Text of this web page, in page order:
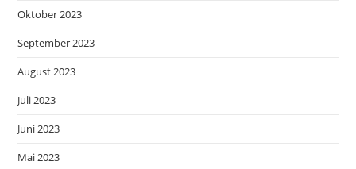
Oktober 2023
September 2023
August 2023
Juli 2023
Juni 2023
Mai 2023